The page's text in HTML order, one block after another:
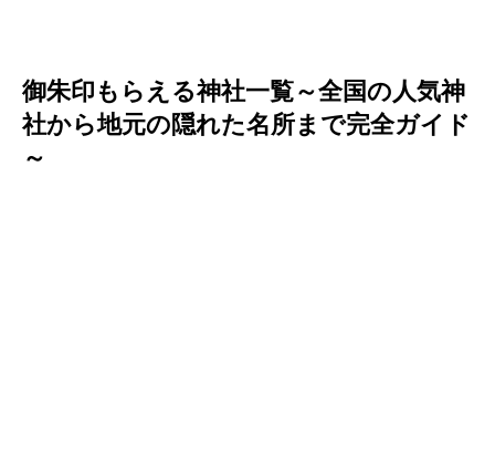
御朱印もらえる神社一覧～全国の人気神
社から地元の隠れた名所まで完全ガイド
～